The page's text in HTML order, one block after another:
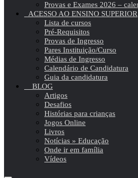
Provas e Exames 2026 –
ACESSO AO ENSINO SUPERIOR
Lista de cursos
Pré-Requisitos
Provas de Ingresso
Pares Instituição/Curso
Médias de Ingresso
Calendário de Candidatura
Guia da candidatura
BLOG
Artigos
Desafios
Histórias para crianças
Jogos Online
Livros
Notícias » Educação
Onde ir em família
Vídeos